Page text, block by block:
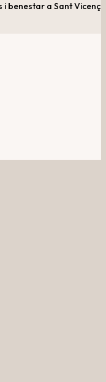
i benestar a Sant Vicenç